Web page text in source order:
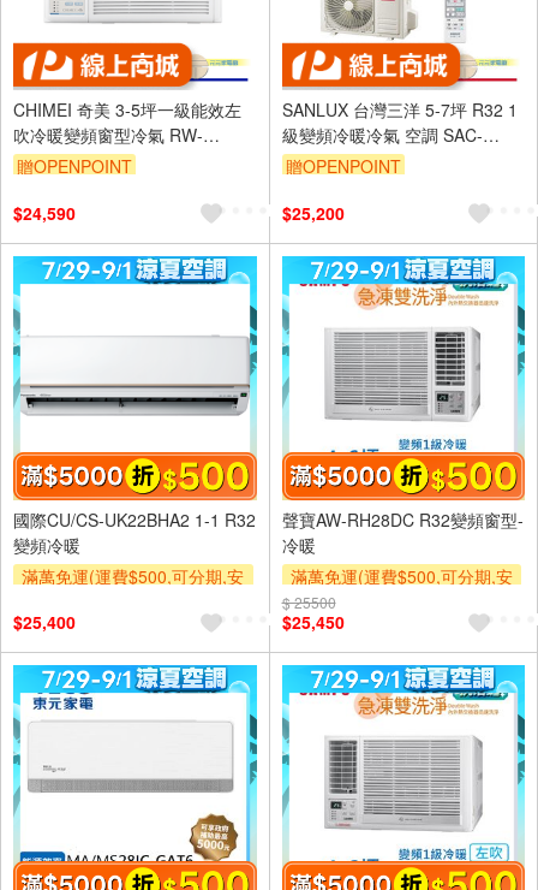
CHIMEI 奇美 3-5坪一級能效左
吹冷暖變頻窗型冷氣 RW-
L29HW1
贈OPENPOINT
$24,590
SANLUX 台灣三洋 5-7坪 R32 1
級變頻冷暖冷氣 空調 SAC-
V36HR3/SAE-V36HR3
贈OPENPOINT
$25,200
國際CU/CS-UK22BHA2 1-1 R32
變頻冷暖
滿萬免運(運費$500,可分期,安
及使用6期以上分期0利率,需付
基本安裝運費)
滿額折$500
$25,400
聲寶AW-RH28DC R32變頻窗型-
冷暖
滿萬免運(運費$500,可分期,安
裝跨區費另計,單品未滿1萬元
及使用6期以上分期0利率,需付
基本安裝運費)
滿額折$500
$ 25500
$25,450